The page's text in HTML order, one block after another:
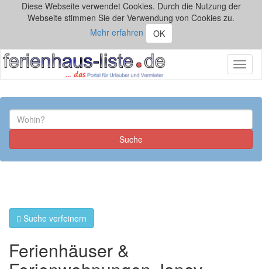
Diese Webseite verwendet Cookies. Durch die Nutzung der
Webseite stimmen Sie der Verwendung von Cookies zu.
Mehr erfahren
OK
Suche verfeinern
Ferienhäuser &